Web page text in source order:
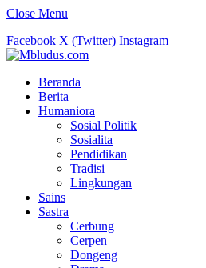
Close Menu
Facebook X (Twitter) Instagram
Beranda
Berita
Humaniora
Sosial Politik
Sosialita
Pendidikan
Tradisi
Lingkungan
Sains
Sastra
Cerbung
Cerpen
Dongeng